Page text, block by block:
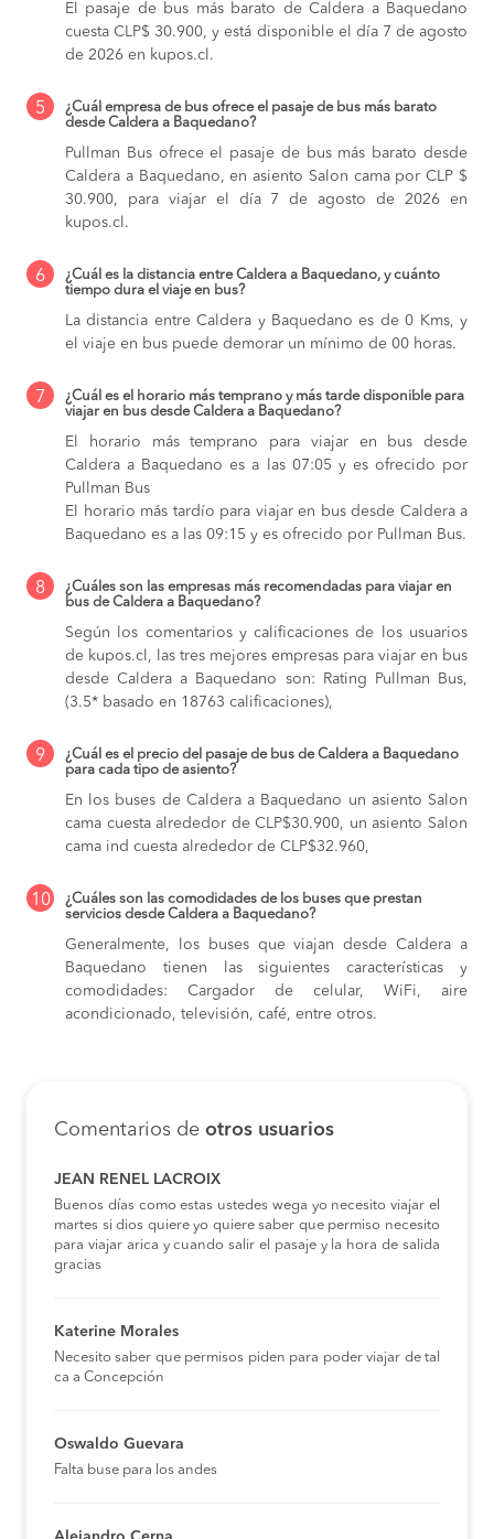
El pasaje de bus más barato de Caldera a Baquedano
cuesta CLP$ 30.900, y está disponible el día 7 de agosto
de 2026 en kupos.cl.
5
¿Cuál empresa de bus ofrece el pasaje de bus más barato
desde Caldera a Baquedano?
Pullman Bus ofrece el pasaje de bus más barato desde
Caldera a Baquedano, en asiento Salon cama por CLP $
30.900, para viajar el día 7 de agosto de 2026 en
kupos.cl.
6
¿Cuál es la distancia entre Caldera a Baquedano, y cuánto
tiempo dura el viaje en bus?
La distancia entre Caldera y Baquedano es de 0 Kms, y
el viaje en bus puede demorar un mínimo de 00 horas.
7
¿Cuál es el horario más temprano y más tarde disponible para
viajar en bus desde Caldera a Baquedano?
El horario más temprano para viajar en bus desde
Caldera a Baquedano es a las 07:05 y es ofrecido por
Pullman Bus
El horario más tardío para viajar en bus desde Caldera a
Baquedano es a las 09:15 y es ofrecido por Pullman Bus.
8
¿Cuáles son las empresas más recomendadas para viajar en
bus de Caldera a Baquedano?
Según los comentarios y calificaciones de los usuarios
de kupos.cl, las tres mejores empresas para viajar en bus
desde Caldera a Baquedano son: Rating Pullman Bus,
(3.5* basado en 18763 calificaciones),
9
¿Cuál es el precio del pasaje de bus de Caldera a Baquedano
para cada tipo de asiento?
En los buses de Caldera a Baquedano un asiento Salon
cama cuesta alrededor de CLP$30.900, un asiento Salon
cama ind cuesta alrededor de CLP$32.960,
10
¿Cuáles son las comodidades de los buses que prestan
servicios desde Caldera a Baquedano?
Generalmente, los buses que viajan desde Caldera a
Baquedano tienen las siguientes características y
comodidades: Cargador de celular, WiFi, aire
acondicionado, televisión, café, entre otros.
Comentarios de otros usuarios
JEAN RENEL LACROIX
Buenos días como estas ustedes wega yo necesito viajar el
martes si dios quiere yo quiere saber que permiso necesito
para viajar arica y cuando salir el pasaje y la hora de salida
gracias
Katerine Morales
Necesito saber que permisos piden para poder viajar de tal
ca a Concepción
Oswaldo Guevara
Falta buse para los andes